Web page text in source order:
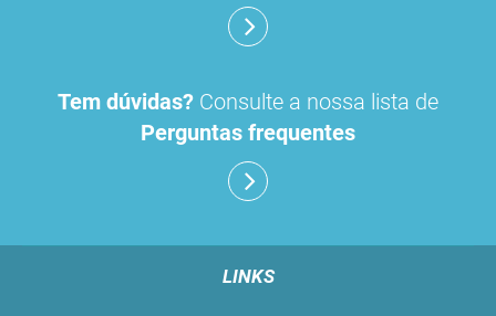
Tem dúvidas? Consulte a nossa lista de
Perguntas frequentes
LINKS